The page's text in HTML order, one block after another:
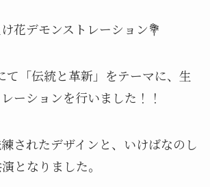
花デモンストレーション💐
「伝統と革新」をテーマに、生
ーションを行いました！！
されたデザインと、いけばなのし
となりました。